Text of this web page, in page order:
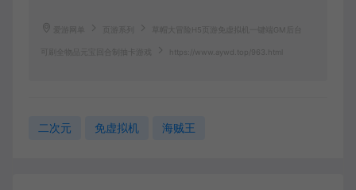
爱游网单 页游系列 草帽大冒险H5页游免虚拟机一键端GM后台
可刷全物品元宝回合制抽卡游戏 https://www.aywd.top/963.html
二次元 免虚拟机 海贼王